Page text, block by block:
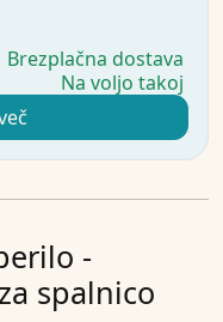
Brezplačna dostava
Na voljo takoj
-
spalnico